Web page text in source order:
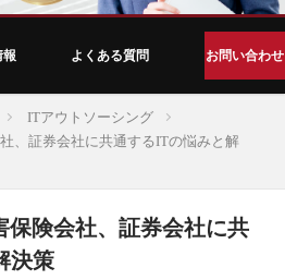
報 よくある質問 お問い合わせ
ITアウトソーシング
、証券会社に共通するITの悩みと解
保険会社、証券会社に共
決策